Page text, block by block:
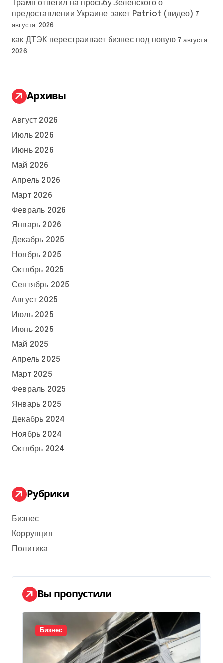
Трамп ответил на просьбу Зеленского о
предоставлении Украине ракет Patriot (видео) 7
августа, 2026
как ДТЭК перестраивает бизнес под новую 7 августа,
2026
Архивы
Август 2026
Июль 2026
Июнь 2026
Май 2026
Апрель 2026
Март 2026
Февраль 2026
Январь 2026
Декабрь 2025
Ноябрь 2025
Октябрь 2025
Сентябрь 2025
Август 2025
Июль 2025
Июнь 2025
Май 2025
Апрель 2025
Март 2025
Февраль 2025
Январь 2025
Декабрь 2024
Ноябрь 2024
Октябрь 2024
Рубрики
Бизнес
Коррупция
Политика
Вы пропустили
Бизнес